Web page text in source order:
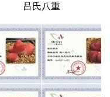
吕氏八重